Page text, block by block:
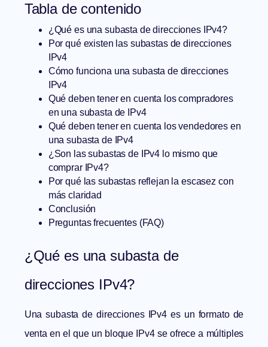
Tabla de contenido
¿Qué es una subasta de direcciones IPv4?
Por qué existen las subastas de direcciones
IPv4
Cómo funciona una subasta de direcciones
IPv4
Qué deben tener en cuenta los compradores
en una subasta de IPv4
Qué deben tener en cuenta los vendedores en
una subasta de IPv4
¿Son las subastas de IPv4 lo mismo que
comprar IPv4?
Por qué las subastas reflejan la escasez con
más claridad
Conclusión
Preguntas frecuentes (FAQ)
¿Qué es una subasta de
direcciones IPv4?
Una subasta de direcciones IPv4 es un formato de
venta en el que un bloque IPv4 se ofrece a múltiples